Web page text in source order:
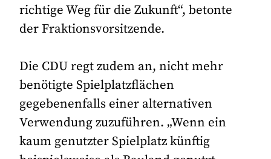
richtige Weg für die Zukunft“, betonte
der Fraktionsvorsitzende.
Die CDU regt zudem an, nicht mehr
benötigte Spielplatzflächen
gegebenenfalls einer alternativen
Verwendung zuzuführen. „Wenn ein
kaum genutzter Spielplatz künftig